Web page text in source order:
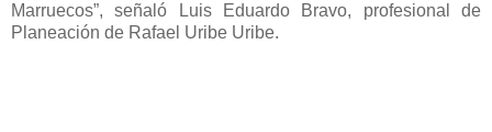
Marruecos”, señaló Luis Eduardo Bravo, profesional de
Planeación de Rafael Uribe Uribe.